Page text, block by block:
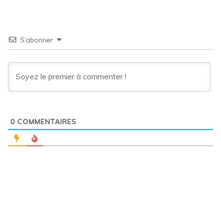
S’abonner
0 COMMENTAIRES